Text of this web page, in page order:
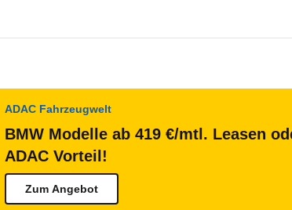
ADAC Fahrzeugwelt
BMW Modelle ab 419 €/mtl. Leasen
ADAC Vorteil!
Zum Angebot